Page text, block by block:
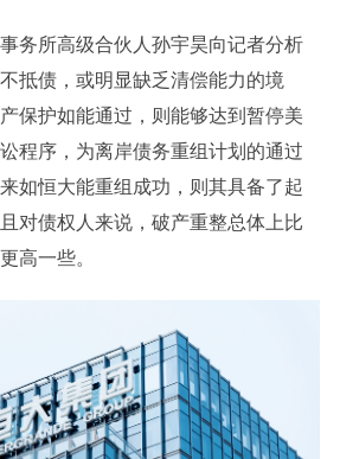
务所高级合伙人孙宇昊向记者分析
抵债，或明显缺乏清偿能力的境
保护如能通过，则能够达到暂停美
程序，为离岸债务重组计划的通过
如恒大能重组成功，则其具备了起
对债权人来说，破产重整总体上比
高一些。